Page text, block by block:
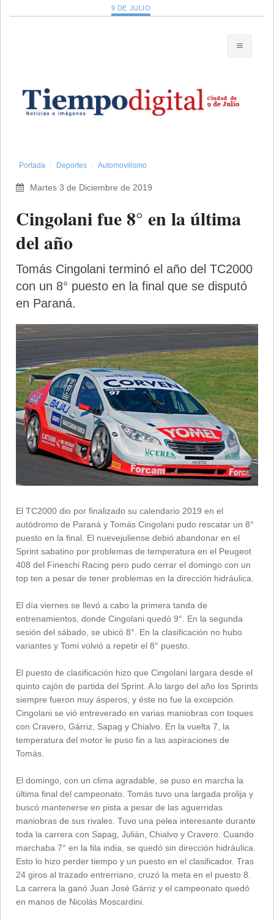
9 DE JULIO
Portada Deportes Automovilismo
Martes 3 de Diciembre de 2019
Cingolani fue 8° en la última
del año
Tomás Cingolani terminó el año del TC2000
con un 8° puesto en la final que se disputó
en Paraná.
El TC2000 dio por finalizado su calendario 2019 en el
autódromo de Paraná y Tomás Cingolani pudo rescatar un 8°
puesto en la final. El nuevejuliense debió abandonar en el
Sprint sabatino por problemas de temperatura en el Peugeot
408 del Fineschi Racing pero pudo cerrar el domingo con un
top ten a pesar de tener problemas en la dirección hidráulica.
El día viernes se llevó a cabo la primera tanda de
entrenamientos, donde Cingolani quedó 9°. En la segunda
sesión del sábado, se ubicó 8°. En la clasificación no hubo
variantes y Tomi volvió a repetir el 8° puesto.
El puesto de clasificación hizo que Cingolani largara desde el
quinto cajón de partida del Sprint. A lo largo del año los Sprints
siempre fueron muy ásperos, y éste no fue la excepción.
Cingolani se vió entreverado en varias maniobras con toques
con Cravero, Gárriz, Sapag y Chialvo. En la vuelta 7, la
temperatura del motor le puso fin a las aspiraciones de
Tomás.
El domingo, con un clima agradable, se puso en marcha la
última final del campeonato. Tomás tuvo una largada prolija y
buscó mantenerse en pista a pesar de las aguerridas
maniobras de sus rivales. Tuvo una pelea interesante durante
toda la carrera con Sapag, Julián, Chialvo y Cravero. Cuando
marchaba 7° en la fila india, se quedó sin dirección hidráulica.
Esto lo hizo perder tiempo y un puesto en el clasificador. Tras
24 giros al trazado entrerriano, cruzó la meta en el puesto 8.
La carrera la ganó Juan José Gárriz y el campeonato quedó
en manos de Nicolás Moscardini.